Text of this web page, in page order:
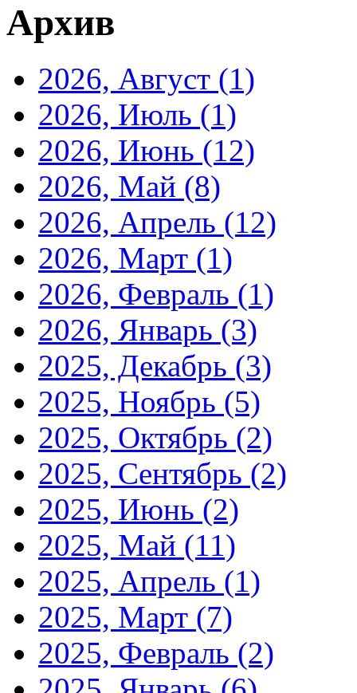
Архив
2026, Август (1)
2026, Июль (1)
2026, Июнь (12)
2026, Май (8)
2026, Апрель (12)
2026, Март (1)
2026, Февраль (1)
2026, Январь (3)
2025, Декабрь (3)
2025, Ноябрь (5)
2025, Октябрь (2)
2025, Сентябрь (2)
2025, Июнь (2)
2025, Май (11)
2025, Апрель (1)
2025, Март (7)
2025, Февраль (2)